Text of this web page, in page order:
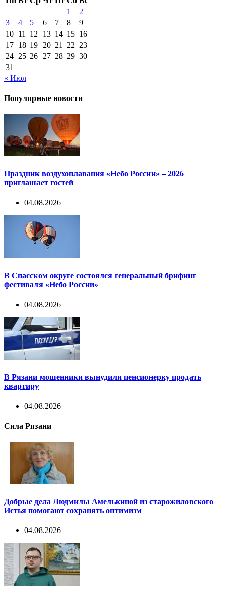
1
2
3
4 5 6 7 8
9
10 11 12 13 14 15 16
17 18 19 20 21 22 23
24 25 26 27 28 29 30
31
« Июл
Популярные новости
Праздник воздухоплавания «Небо России» – 2026
приглашает гостей
04.08.2026
В Спасском округе состоялся генеральный брифинг
фестиваля «Небо России»
04.08.2026
В Рязани мошенники вынудили пенсионерку продать
квартиру
04.08.2026
Сила Рязани
Добрые дела Людмилы Амелькиной из старожиловского
Истья помогают сохранять оптимизм
04.08.2026